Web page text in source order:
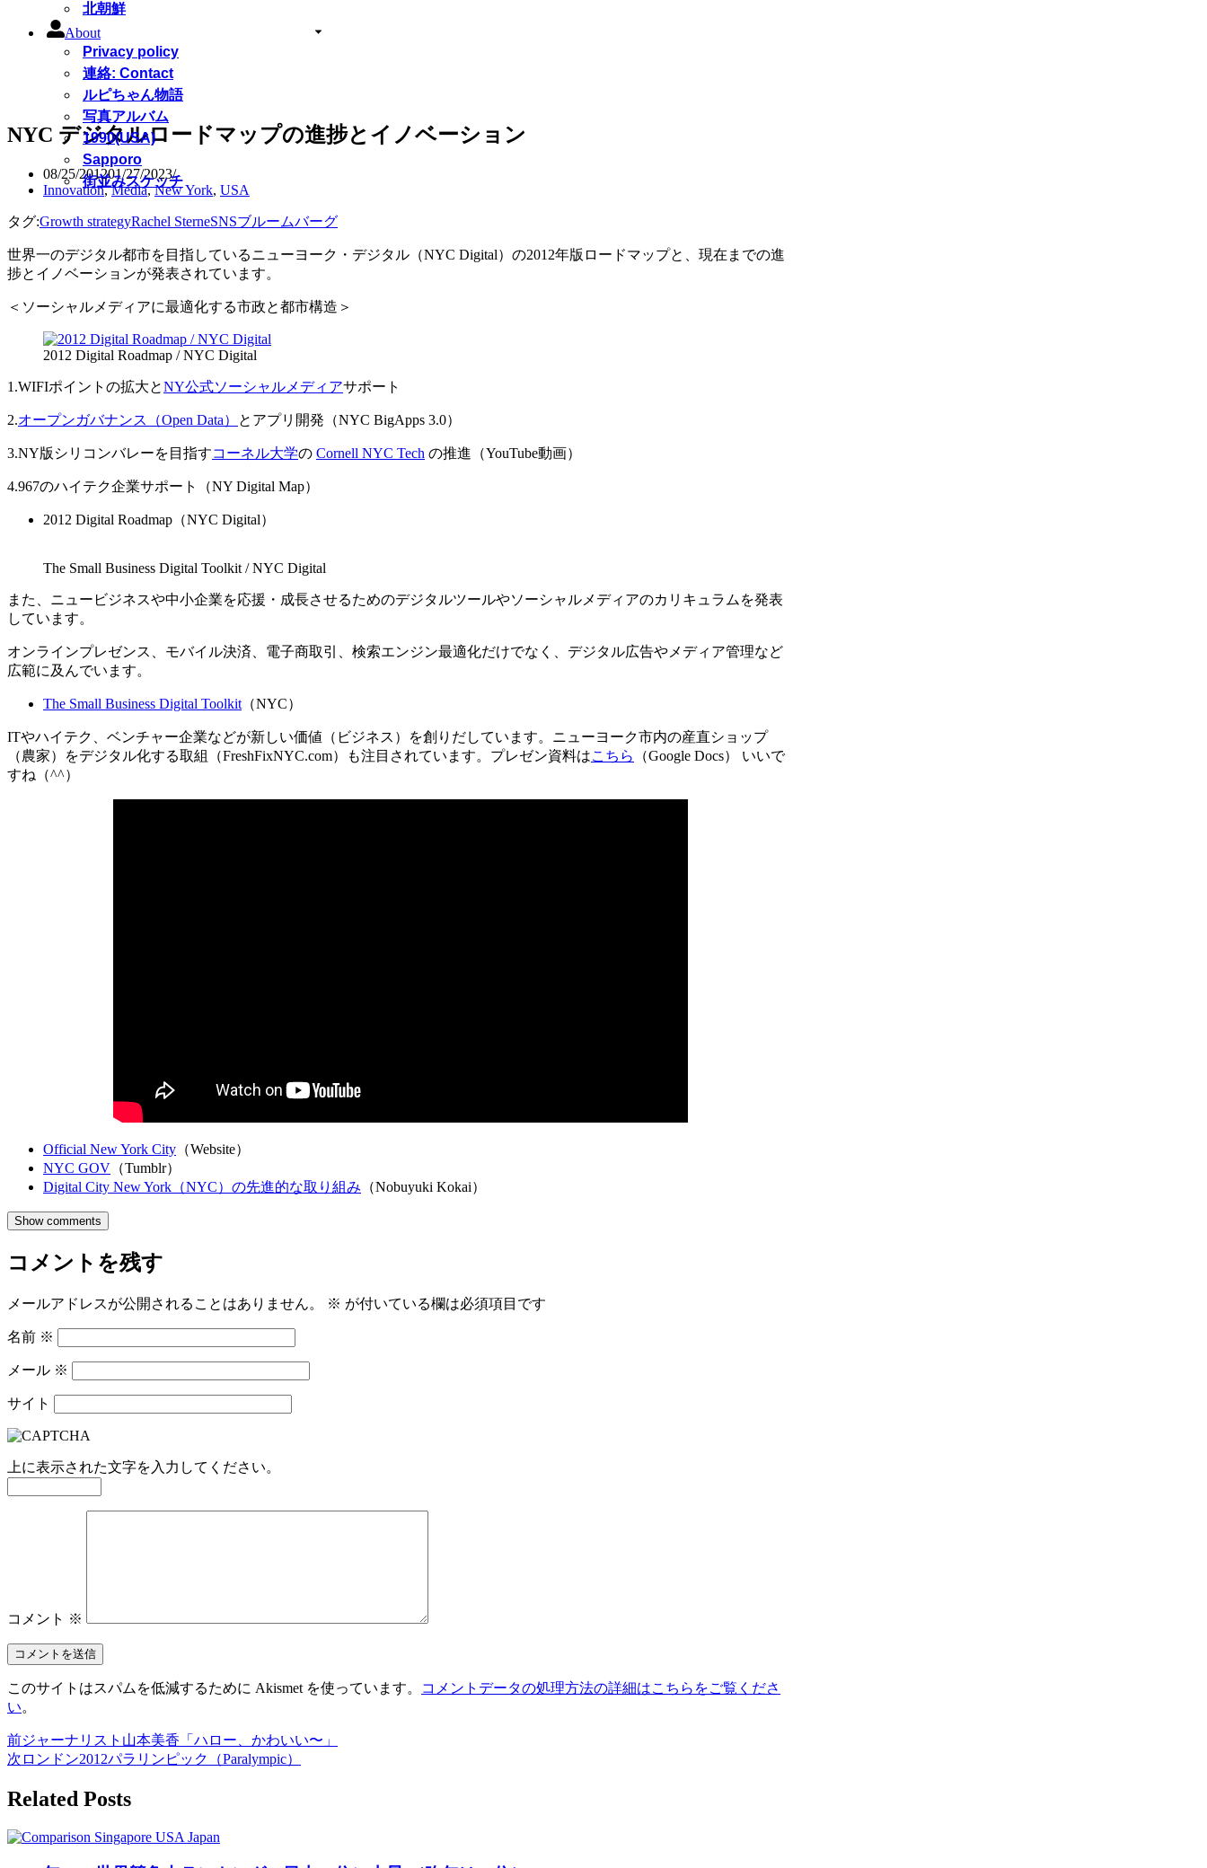
北朝鮮
About
Privacy policy
連絡: Contact
ルピちゃん物語
写真アルバム
1990(USA)
Sapporo
街並みスケッチ
NYC デジタルロードマップの進捗とイノベーション
08/25/201201/27/2023
Innovation,Media,New York, USA
タグ:Growth strategyRachel SterneSNSブルームバーグ
世界一のデジタル都市を目指しているニューヨーク・デジタル（NYC Digital）の2012年版ロードマップと、現在までの進
捗とイノベーションが発表されています。
＜ソーシャルメディアに最適化する市政と都市構造＞
2012 Digital Roadmap / NYC Digital
1.WIFIポイントの拡大とNY公式ソーシャルメディアサポート
2.オープンガバナンス（Open Data） とアプリ開発（NYC BigApps 3.0）
3.NY版シリコンバレーを目指すコーネル大学の Cornell NYC Tech の推進（YouTube動画）
4.967のハイテク企業サポート（NY Digital Map）
2012 Digital Roadmap（NYC Digital）
The Small Business Digital Toolkit / NYC Digital
また、ニュービジネスや中小企業を応援・成長させるためのデジタルツールやソーシャルメディアのカリキュラムを発表
しています。
オンラインプレゼンス、モバイル決済、電子商取引、検索エンジン最適化だけでなく、デジタル広告やメディア管理など
広範に及んでいます。
The Small Business Digital Toolkit（NYC）
ITやハイテク、ベンチャー企業などが新しい価値（ビジネス）を創りだしています。ニューヨーク市内の産直ショップ
（農家）をデジタル化する取組（FreshFixNYC.com）も注目されています。プレゼン資料はこちら
（Google Docs） いいで
すね（^^）
Official New York City （Website）
NYC GOV （Tumblr）
Digital City New York（NYC）の先進的な取り組み （Nobuyuki Kokai）
Show comments
コメントを残す
メールアドレスが公開されることはありません。 ※ が付いている欄は必須項目です
名前 ※
メール ※
サイト
上に表示された文字を入力してください。
コメント ※
このサイトはスパムを低減するために Akismet を使っています。
コメントデータの処理方法の詳細はこちらをご覧くださ
い。
前ジャーナリスト山本美香「ハロー、かわいい〜」
次 ロンドン2012パラリンピック（Paralympic）
Related Posts